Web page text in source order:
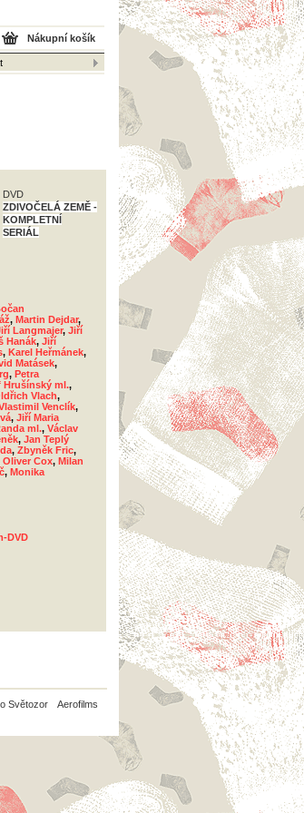
Nákupní košík
DVD
ZDIVOČELÁ ZEMĚ -
KOMPLETNÍ
SERIÁL
, Martin Dejdar,
Langmajer, Jiří
Hanák, Jiří
, Karel Heřmánek,
Matásek,
, Petra
Hrušínský ml.,
Vlach,
Venclík,
, Jiří Maria
ml., Václav
, Jan Teplý
, Zbyněk Fric,
Oliver Cox, Milan
, Monika
DVD
Světozor Aerofilms